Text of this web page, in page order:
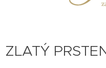
ZLATÝ